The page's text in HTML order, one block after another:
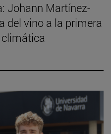
Johann Martínez-
del vino a la primera